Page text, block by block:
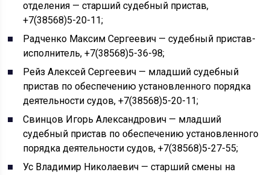
отделения — старший судебный пристав,
+7(38568)5-20-11;
Радченко Максим Сергеевич — судебный пристав-
исполнитель, +7(38568)5-36-98;
Рейз Алексей Сергеевич — младший судебный
пристав по обеспечению установленного порядка
деятельности судов, +7(38568)5-20-11;
Свинцов Игорь Александрович — младший
судебный пристав по обеспечению установленного
порядка деятельности судов, +7(38568)5-27-55;
Ус Владимир Николаевич — старший смены на